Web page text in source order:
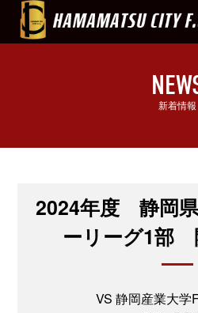
新着情報
2024年度 静岡
ーリーグ1部
VS 静岡産業大学